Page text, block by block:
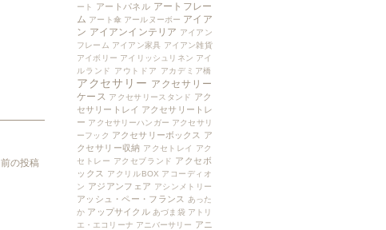
前の投稿
ート
アートパネル アートフレー
ム アート傘 アールヌーボー アイア
ン アイアンインテリア アイアン
フレーム アイアン家具 アイアン雑貨
アイボリー アイリッシュリネン アイ
ルランド
アウトドア アカデミア橋
アクセサリー アクセサリー
ケース アクセサリースタンド アク
セサリートレイ アクセサリートレ
ー アクセサリーハンガー アクセサリ
ーフック アクセサリーボックス ア
クセサリー収納 アクセトレイ
アク
セトレー アクセブランド アクセボ
ックス
アクリルBOX アコーディオ
ン アジアンフェア アシンメトリー
アッシュ・ペー・フランス
あった
か アップサイクル あづま袋 アトリ
エ・エコリーナ アニバーサリー アニ